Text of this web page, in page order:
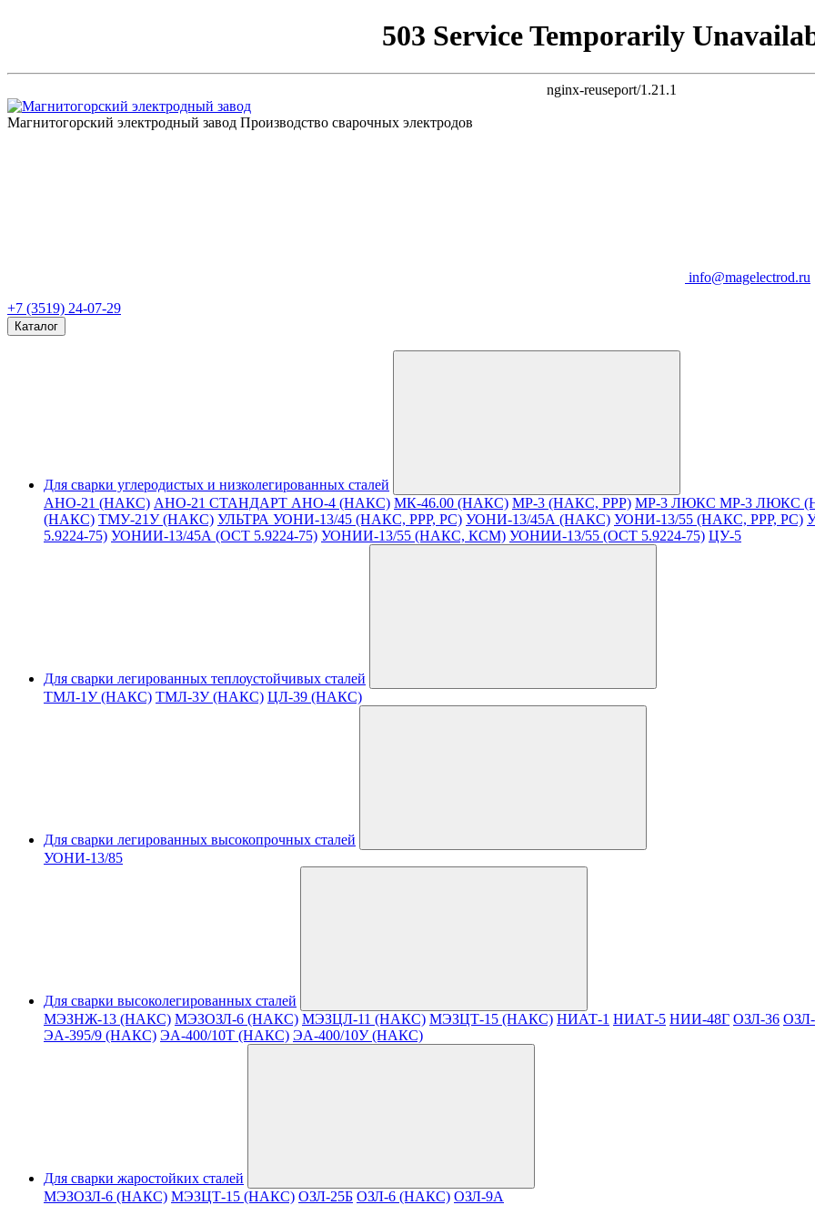
503 Service Temporarily
nginx-reuseport/1.21.1
Магнитогорский электродный завод Производство сварочных электродов
info@magelectrod.ru
+7 (3519) 24-07-29
Каталог
Для сварки углеродистых и низколегированных сталей
АНО-21 (НАКС) АНО-21 СТАНДАРТ АНО-4 (НАКС) МК-46.00 (НАКС) МР-3 (НАКС, РРР) МР-3 ЛЮКС МР-3 ЛЮКС
(НАКС) ТМУ-21У (НАКС) УЛЬТРА УОНИ-13/45 (НАКС, РРР, РС) УОНИ-13/45А (НАКС) УОНИ-13/55 (НАКС, РРР, РС)
5.9224-75) УОНИИ-13/45А (ОСТ 5.9224-75) УОНИИ-13/55 (НАКС, КСМ) УОНИИ-13/55 (ОСТ 5.9224-75) ЦУ-5
Для сварки легированных теплоустойчивых сталей
ТМЛ-1У (НАКС) ТМЛ-3У (НАКС) ЦЛ-39 (НАКС)
Для сварки легированных высокопрочных сталей
УОНИ-13/85
Для сварки высоколегированных сталей
МЭЗНЖ-13 (НАКС) МЭЗОЗЛ-6 (НАКС) МЭЗЦЛ-11 (НАКС) МЭЗЦТ-15 (НАКС) НИАТ-1 НИАТ-5 НИИ-48Г ОЗЛ-36
ЭА-395/9 (НАКС) ЭА-400/10T (НАКС) ЭА-400/10У (НАКС)
Для сварки жаростойких сталей
МЭЗОЗЛ-6 (НАКС) МЭЗЦТ-15 (НАКС) ОЗЛ-25Б ОЗЛ-6 (НАКС) ОЗЛ-9А